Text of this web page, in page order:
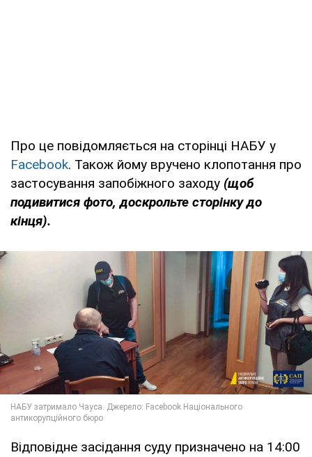
Про це повідомляється на сторінці НАБУ у
Facebook. Також йому вручено клопотання про
застосування запобіжного заходу (щоб
подивитися фото, доскрольте сторінку до
кінця).
Відповідне засідання суду призначено на 14:00